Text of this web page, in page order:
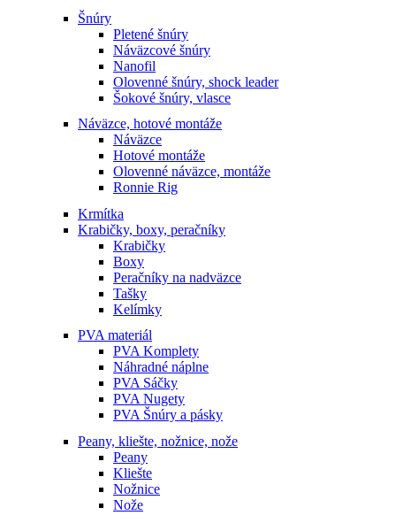
Šnúry
Pletené šnúry
Náväzcové šnúry
Nanofil
Olovenné šnúry, shock leader
Šokové šnúry, vlasce
Náväzce, hotové montáže
Náväzce
Hotové montáže
Olovenné náväzce, montáže
Ronnie Rig
Krmítka
Krabičky, boxy, peračníky
Krabičky
Boxy
Peračníky na nadväzce
Tašky
Kelímky
PVA materiál
PVA Komplety
Náhradné náplne
PVA Sáčky
PVA Nugety
PVA Šnúry a pásky
Peany, kliešte, nožnice, nože
Peany
Kliešte
Nožnice
Nože